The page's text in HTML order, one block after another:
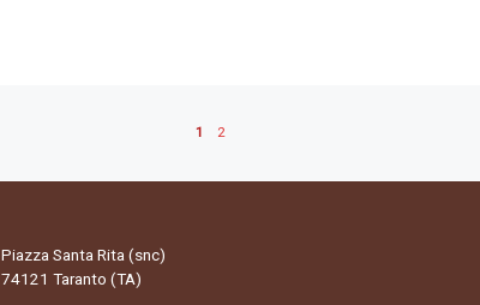
1 2
Piazza Santa Rita (snc)
74121 Taranto (TA)